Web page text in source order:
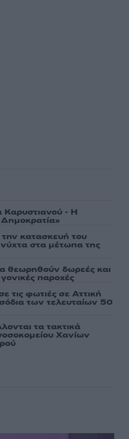
Καρυστιανού - Η
κατασκευή του
νύχτα στα μέτωπα της
θεωρηθούν δωρεές και
γονικές παροχές
τις φωτιές σε Αττική
των τελευταίων 50
τα τακτικά
Χανίων